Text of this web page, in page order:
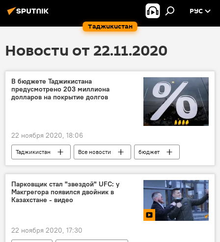
Таджикистан
РУС
Новости от 22.11.2020
В бюджете Таджикистана
предусмотрено 203 миллиона
долларов на покрытие долгов
22 ноября 2020, 18:06
Таджикистан Все новости бюджет
Парковщик стал "звездой" UFC: у
Макгрегора появился двойник в
Казахстане - видео
22 ноября 2020, 17:30